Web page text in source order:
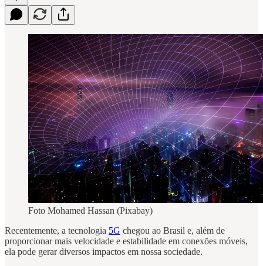
Foto Mohamed Hassan (Pixabay)
Recentemente, a tecnologia 5G chegou ao Brasil e, além de
proporcionar mais velocidade e estabilidade em conexões móveis,
ela pode gerar diversos impactos em nossa sociedade.